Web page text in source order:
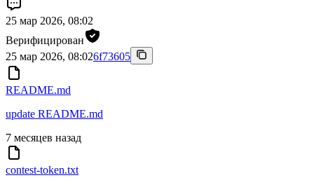
25 мар 2026, 08:02
Верифицирован
25 мар 2026, 08:026f73605
README.md
update README.md
7 месяцев назад
contest-token.txt